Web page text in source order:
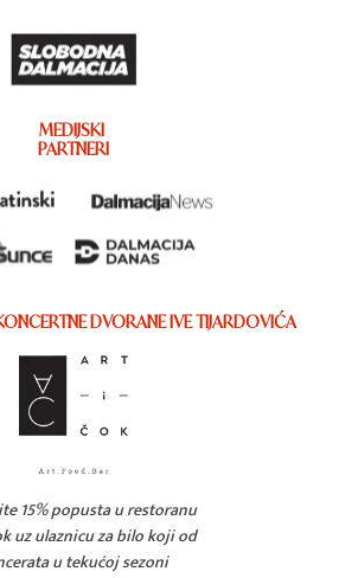
MEDIJSKI
PARTNERI
DVORANE IVE TIJARDOVIĆA
15% popusta u restoranu
uz ulaznicu za bilo koji od
u tekućoj sezoni